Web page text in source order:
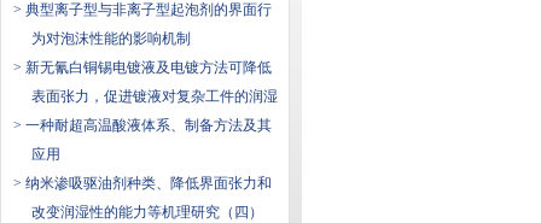
> 典型离子型与非离子型起泡剂的界面行
为对泡沫性能的影响机制
> 新无氰白铜锡电镀液及电镀方法可降低
表面张力，促进镀液对复杂工件的润湿
> 一种耐超高温酸液体系、制备方法及其
应用
> 纳米渗吸驱油剂种类、降低界面张力和
改变润湿性的能力等机理研究（四）